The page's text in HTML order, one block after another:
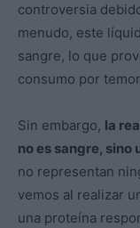
controversia
menudo, este
sangre, lo que
consumo por
Sin embargo, la
no es sangre,
no representan
vemos al realizar
una proteína